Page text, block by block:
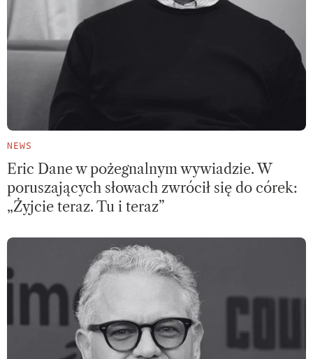
NEWS
Eric Dane w pożegnalnym wywiadzie. W
poruszających słowach zwrócił się do córek:
„Żyjcie teraz. Tu i teraz”